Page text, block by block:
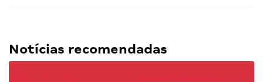
Notícias recomendadas